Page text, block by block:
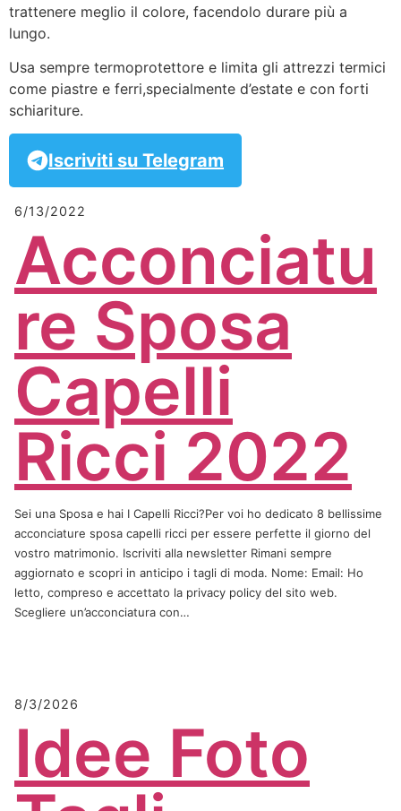
trattenere meglio il colore, facendolo durare più a
lungo.
Usa sempre termoprotettore e limita gli attrezzi termici
come piastre e ferri,specialmente d’estate e con forti
schiariture.
Iscriviti su Telegram
6/13/2022
Acconciatu
re Sposa
Capelli
Ricci 2022
Sei una Sposa e hai I Capelli Ricci?Per voi ho dedicato 8 bellissime
acconciature sposa capelli ricci per essere perfette il giorno del
vostro matrimonio. Iscriviti alla newsletter Rimani sempre
aggiornato e scopri in anticipo i tagli di moda. Nome: Email: Ho
letto, compreso e accettato la privacy policy del sito web.
Scegliere un’acconciatura con…
8/3/2026
Idee Foto